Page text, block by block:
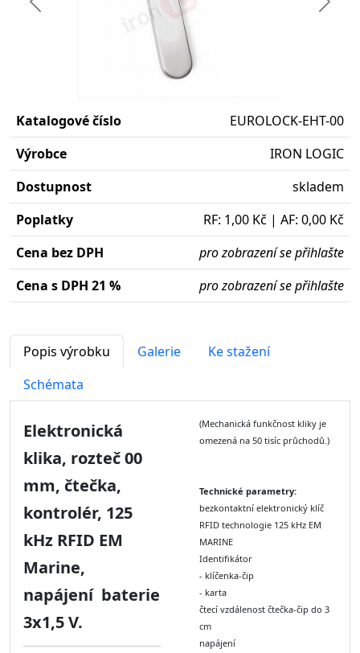
Předchozí Další
Katalogové číslo
EUROLOCK-EHT-00
Výrobce
IRON LOGIC
Dostupnost
skladem
Poplatky
RF: 1,00 Kč | AF: 0,00 Kč
Cena bez DPH
pro zobrazení se přihlašte
Cena s DPH 21 %
pro zobrazení se přihlašte
Popis výrobku Galerie
Ke stažení
Schémata
Elektronická
klika, rozteč 00
mm, čtečka,
kontrolér, 125
kHz RFID EM
Marine,
napájení baterie
3x1,5 V.
(Mechanická funkčnost kliky je
omezená na 50 tisíc průchodů.)
Technické parametry:
bezkontaktní elektronický klíč
RFID technologie 125 kHz EM
MARINE
Identifikátor
- klíčenka-čip
- karta
čtecí vzdálenost čtečka-čip do 3
cm
napájení